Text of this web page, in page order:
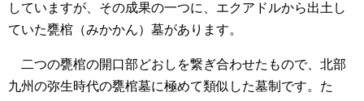
していますが、その成果の一つに、エクアドルから出土し
ていた甕棺（みかかん）墓があります。
二つの甕棺の開口部どおしを繋ぎ合わせたもので、北部
九州の弥生時代の甕棺墓に極めて類似した墓制です。た